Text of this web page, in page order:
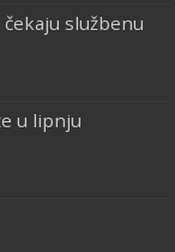
službenu
u lipnju